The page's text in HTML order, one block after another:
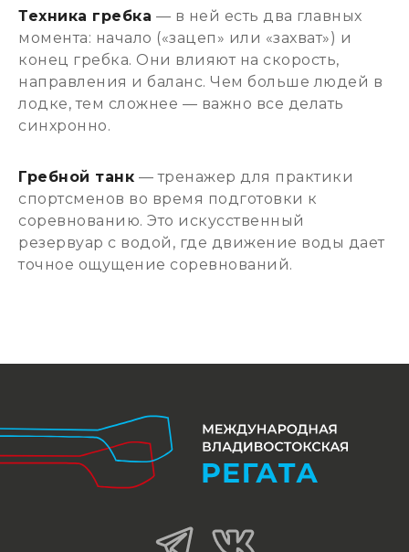
Техника гребка — в ней есть два главных
момента: начало («зацеп» или «захват») и
конец гребка. Они влияют на скорость,
направления и баланс. Чем больше людей в
лодке, тем сложнее — важно все делать
синхронно.
Гребной танк — тренажер для практики
спортсменов во время подготовки к
соревнованию. Это искусственный
резервуар с водой, где движение воды дает
точное ощущение соревнований.